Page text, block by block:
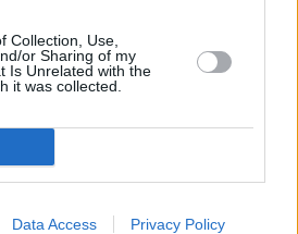
Collection, Use,
or Sharing of my
Is Unrelated with the
it was collected.
Data Access Privacy Policy
3. odcinku "The Last
pozytywne, ale
na
widzowie zareagowali na
muszę przyznać, że jestem
Jest bardzo mało